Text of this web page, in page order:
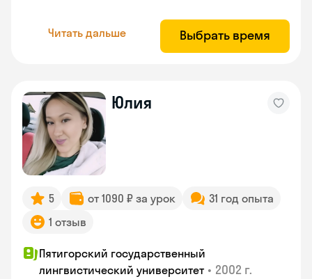
Читать дальше Выбрать время
Юлия
5 от 1090 ₽ за урок
31 год опыта
1 отзыв
Пятигорский государственный
лингвистический университет • 2002 г.